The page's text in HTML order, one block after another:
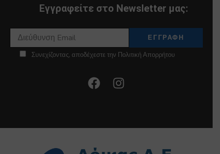
Εγγραφείτε στο Newsletter μας:
Συνεχίζοντας, αποδέχεστε την Πολιτική Απορρήτου